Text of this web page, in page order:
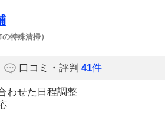
特殊清掃）
口コミ・評判 41件
わせた日程調整